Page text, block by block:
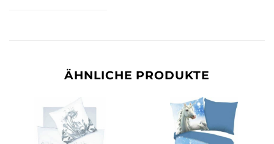
ÄHNLICHE PRODUKTE